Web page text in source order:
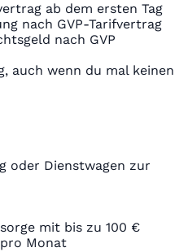
ab dem ersten Tag
nach GVP-Tarifvertrag
nach GVP
auch wenn du mal keinen
oder Dienstwagen zur
mit bis zu 100 €
Monat